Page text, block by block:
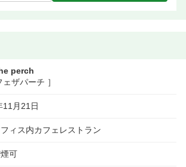
perch
ェザパーチ ］
11月21日
ィス内カフェレストラン
可